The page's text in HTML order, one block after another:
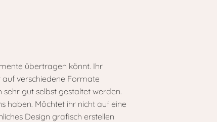
übertragen könnt. Ihr
auf verschiedene Formate
gut selbst gestaltet werden.
haben. Möchtet ihr nicht auf eine
Design grafisch erstellen